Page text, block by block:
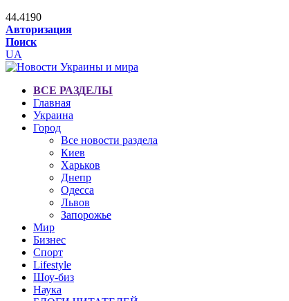
44.4190
Авторизация
Поиск
UA
ВСЕ РАЗДЕЛЫ
Главная
Украина
Город
Все новости раздела
Киев
Харьков
Днепр
Одесса
Львов
Запорожье
Мир
Бизнес
Спорт
Lifestyle
Шоу-биз
Наука